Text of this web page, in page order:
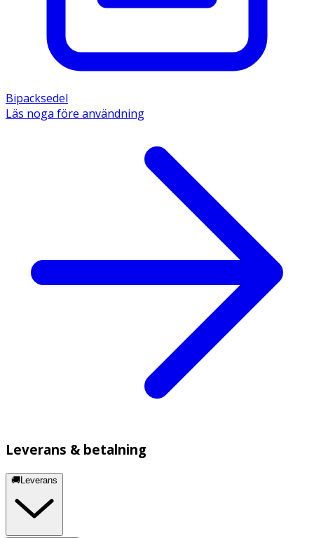
Bipacksedel
Läs noga före användning
Leverans & betalning
🚚Leverans